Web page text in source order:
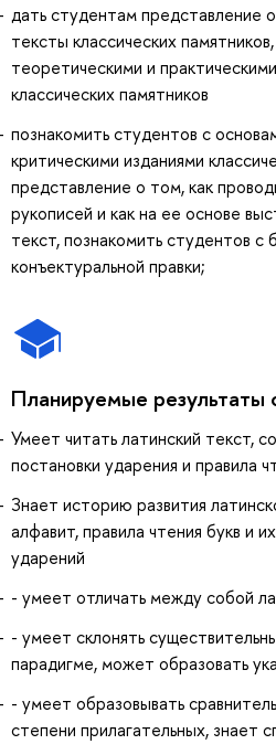
дать студентам представление
тексты классических
теоретическими и
классических памятников
познакомить студентов с
критическими изданиями
представление о том, как
рукописей и как на ее основе
текст, познакомить студентов с
конъектуральной правки;
Планируемые результаты
Умеет читать латинский текст,
постановки ударения и правила
Знает историю развития
алфавит, правила чтения букв и
ударений
- умеет отличать между собой
- умеет склонять
парадигме, может образовать
- умеет образовывать
степени прилагательных, знает